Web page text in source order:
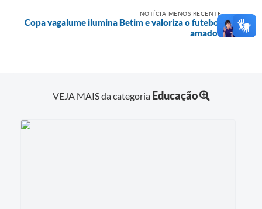
NOTÍCIA MENOS RECENTE
Copa vagalume ilumina Betim e valoriza o futebol
amador
VEJA MAIS da categoria Educação